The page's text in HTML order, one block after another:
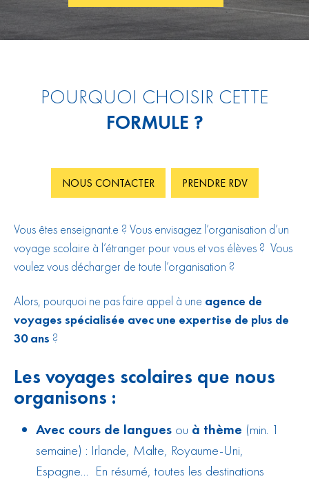
POURQUOI CHOISIR CETTE
FORMULE ?
NOUS CONTACTER PRENDRE RDV
Vous êtes enseignant.e ? Vous envisagez l’organisation d’un
voyage scolaire à l’étranger pour vous et vos élèves ? Vous
voulez vous décharger de toute l’organisation ?
Alors, pourquoi ne pas faire appel à une agence de
voyages spécialisée avec une expertise de plus de
30 ans ?
Les voyages scolaires que nous
organisons :
Avec cours de langues ou à thème (min. 1
semaine) : Irlande, Malte, Royaume-Uni,
Espagne… En résumé, toutes les destinations